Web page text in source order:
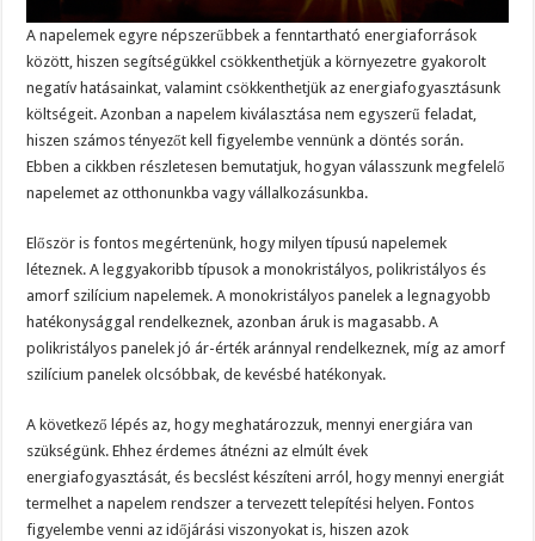
A napelemek egyre népszerűbbek a fenntartható energiaforrások
között, hiszen segítségükkel csökkenthetjük a környezetre gyakorolt
negatív hatásainkat, valamint csökkenthetjük az energiafogyasztásunk
költségeit. Azonban a napelem kiválasztása nem egyszerű feladat,
hiszen számos tényezőt kell figyelembe vennünk a döntés során.
Ebben a cikkben részletesen bemutatjuk, hogyan válasszunk megfelelő
napelemet az otthonunkba vagy vállalkozásunkba.
Először is fontos megértenünk, hogy milyen típusú napelemek
léteznek. A leggyakoribb típusok a monokristályos, polikristályos és
amorf szilícium napelemek. A monokristályos panelek a legnagyobb
hatékonysággal rendelkeznek, azonban áruk is magasabb. A
polikristályos panelek jó ár-érték aránnyal rendelkeznek, míg az amorf
szilícium panelek olcsóbbak, de kevésbé hatékonyak.
A következő lépés az, hogy meghatározzuk, mennyi energiára van
szükségünk. Ehhez érdemes átnézni az elmúlt évek
energiafogyasztását, és becslést készíteni arról, hogy mennyi energiát
termelhet a napelem rendszer a tervezett telepítési helyen. Fontos
figyelembe venni az időjárási viszonyokat is, hiszen azok